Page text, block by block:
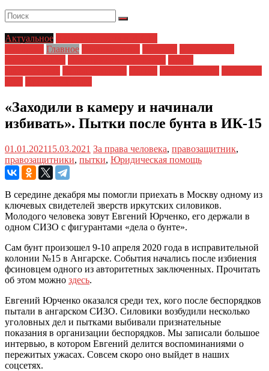
Актуальное
Главное
«Заходили в камеру и начинали
избивать». Пытки после бунта в ИК-15
01.01.202115.03.2021 За права человека, правозащитник,
правозащитники, пытки, Юридическая помощь
В середине декабря мы помогли приехать в Москву одному из
ключевых свидетелей зверств иркутских силовиков.
Молодого человека зовут Евгений Юрченко, его держали в
одном СИЗО с фигурантами «дела о бунте».
Сам бунт произошел 9-10 апреля 2020 года в исправительной
колонии №15 в Ангарске. События начались после избиения
фсиновцем одного из авторитетных заключенных. Прочитать
об этом можно здесь.
Евгений Юрченко оказался среди тех, кого после беспорядков
пытали в ангарском СИЗО. Силовики возбудили несколько
уголовных дел и пытками выбивали признательные
показания в организации беспорядков. Мы записали большое
интервью, в котором Евгений делится воспоминаниями о
пережитых ужасах. Совсем скоро оно выйдет в наших
соцсетях.